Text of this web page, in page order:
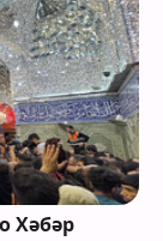
Хәбәр